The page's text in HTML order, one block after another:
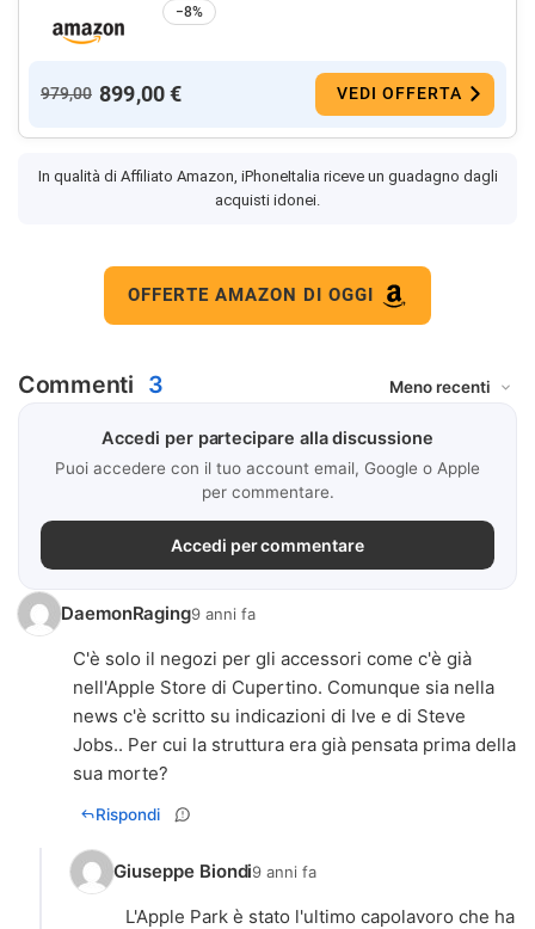
−8%
979,00 899,00 € VEDI OFFERTA
In qualità di Affiliato Amazon, iPhoneItalia riceve un guadagno dagli
acquisti idonei.
OFFERTE AMAZON DI OGGI
Commenti 3
Accedi per partecipare alla discussione
Puoi accedere con il tuo account email, Google o Apple
per commentare.
Accedi per commentare
DaemonRaging9 anni fa
C'è solo il negozi per gli accessori come c'è già
nell'Apple Store di Cupertino. Comunque sia nella
news c'è scritto su indicazioni di Ive e di Steve
Jobs.. Per cui la struttura era già pensata prima della
sua morte?
Rispondi
Giuseppe Biondi9 anni fa
L'Apple Park è stato l'ultimo capolavoro che ha